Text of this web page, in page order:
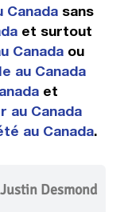
Canadasans
et surtout
Canadaou
au Canada
et
au Canada
au Canada.
Justin Desmond